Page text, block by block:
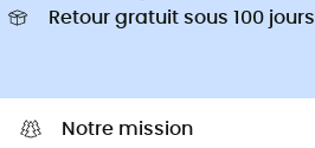
Retour gratuit sous 100 jours
Notre mission